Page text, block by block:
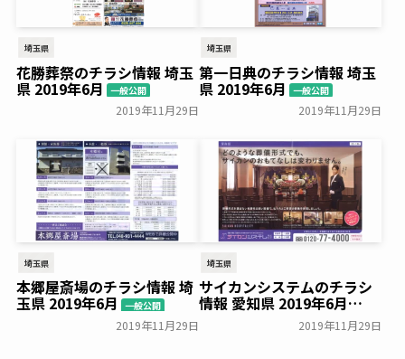
埼玉県
花勝葬祭のチラシ情報 埼玉
県 2019年6月 一般公開
2019年11月29日
埼玉県
第一日典のチラシ情報 埼玉
県 2019年6月 一般公開
2019年11月29日
埼玉県
本郷屋斎場のチラシ情報 埼
玉県 2019年6月 一般公開
2019年11月29日
埼玉県
サイカンシステムのチラシ
情報 愛知県 2019年6月
2019年11月29日